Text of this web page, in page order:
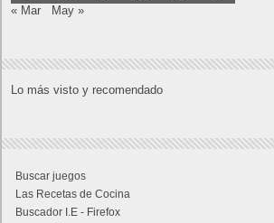
« Mar May »
Lo más visto y recomendado
Buscar juegos
Las Recetas de Cocina
Buscador I.E - Firefox